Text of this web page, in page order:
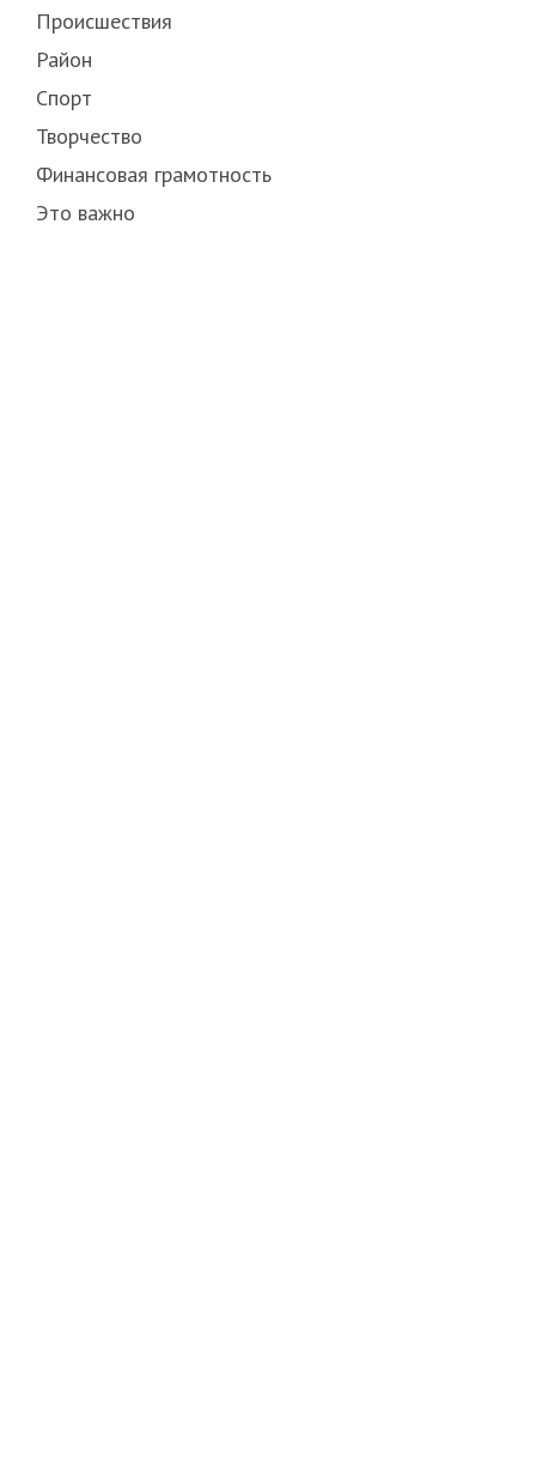
Происшествия
Район
Спорт
Творчество
Финансовая грамотность
Это важно